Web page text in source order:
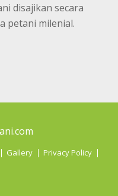
disajikan secara
petani milenial.
Gallery
Privacy Policy